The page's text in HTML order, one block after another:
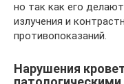
но так как его
излучения и
противопоказаний.
Нарушения